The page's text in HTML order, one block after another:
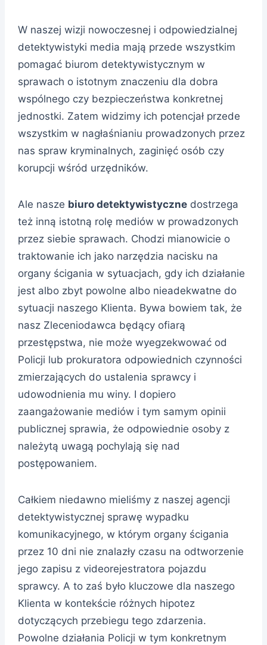
W naszej wizji nowoczesnej i odpowiedzialnej
detektywistyki media mają przede wszystkim
pomagać biurom detektywistycznym w
sprawach o istotnym znaczeniu dla dobra
wspólnego czy bezpieczeństwa konkretnej
jednostki. Zatem widzimy ich potencjał przede
wszystkim w nagłaśnianiu prowadzonych przez
nas spraw kryminalnych, zaginięć osób czy
korupcji wśród urzędników.
Ale nasze biuro detektywistyczne dostrzega
też inną istotną rolę mediów w prowadzonych
przez siebie sprawach. Chodzi mianowicie o
traktowanie ich jako narzędzia nacisku na
organy ścigania w sytuacjach, gdy ich działanie
jest albo zbyt powolne albo nieadekwatne do
sytuacji naszego Klienta. Bywa bowiem tak, że
nasz Zleceniodawca będący ofiarą
przestępstwa, nie może wyegzekwować od
Policji lub prokuratora odpowiednich czynności
zmierzających do ustalenia sprawcy i
udowodnienia mu winy. I dopiero
zaangażowanie mediów i tym samym opinii
publicznej sprawia, że odpowiednie osoby z
należytą uwagą pochylają się nad
postępowaniem.
Całkiem niedawno mieliśmy z naszej agencji
detektywistycznej sprawę wypadku
komunikacyjnego, w którym organy ścigania
przez 10 dni nie znalazły czasu na odtworzenie
jego zapisu z videorejestratora pojazdu
sprawcy. A to zaś było kluczowe dla naszego
Klienta w kontekście różnych hipotez
dotyczących przebiegu tego zdarzenia.
Powolne działania Policji w tym konkretnym